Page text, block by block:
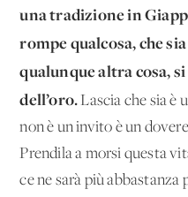
una tradizione in
rompe qualcosa, che
qualunque altra cosa,
dell’oro.Lascia che sia è
non è un invito è un
Prendila a morsi questa
ce ne sarà più abbastanza